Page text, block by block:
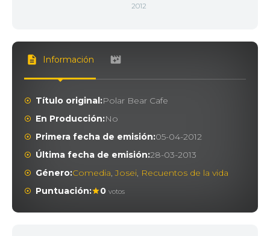
2012
Información
Título original:Polar Bear Cafe
En Producción:No
Primera fecha de emisión:05-04-2012
Última fecha de emisión:28-03-2013
Género:Comedia,Josei, Recuentos de la vida
Puntuación:
0 votos